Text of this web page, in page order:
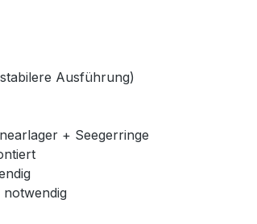
Ausführung)
+ Seegerringe